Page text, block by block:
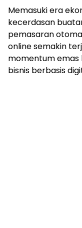
Memasuki era
kecerdasan
pemasaran
online semakin
momentum emas
bisnis berbasis